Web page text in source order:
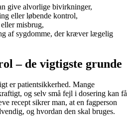
give alvorlige bivirkninger,
eller løbende kontrol,
misbrug,
af sygdomme, der kræver lægelig
– de vigtigste grunde
er patientsikkerhed. Mange
og selv små fejl i dosering kan få
recept sikrer man, at en fagperson
og hvordan den skal bruges.